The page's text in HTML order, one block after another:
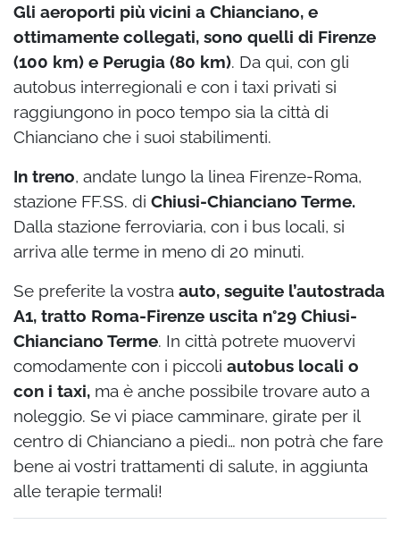
Gli aeroporti più vicini a Chianciano, e
ottimamente collegati, sono quelli di Firenze
(100 km) e Perugia (80 km). Da qui, con gli
autobus interregionali e con i taxi privati si
raggiungono in poco tempo sia la città di
Chianciano che i suoi stabilimenti.
In treno, andate lungo la linea Firenze-Roma,
stazione FF.SS. di Chiusi-Chianciano Terme.
Dalla stazione ferroviaria, con i bus locali, si
arriva alle terme in meno di 20 minuti.
Se preferite la vostra auto, seguite l’autostrada
A1, tratto Roma-Firenze uscita n°29 Chiusi-
Chianciano Terme. In città potrete muovervi
comodamente con i piccoli autobus locali o
con i taxi, ma è anche possibile trovare auto a
noleggio. Se vi piace camminare, girate per il
centro di Chianciano a piedi… non potrà che fare
bene ai vostri trattamenti di salute, in aggiunta
alle terapie termali!